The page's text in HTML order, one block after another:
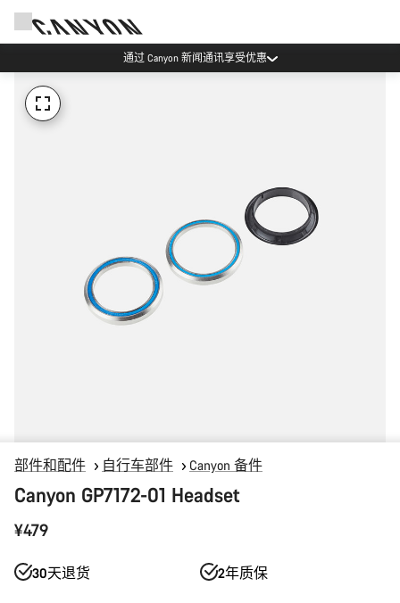
通过 Canyon 新闻通讯享受优惠
部件和配件 自行车部件 Canyon 备件
Canyon GP7172-01 Headset
¥479
30天退货 2年质保